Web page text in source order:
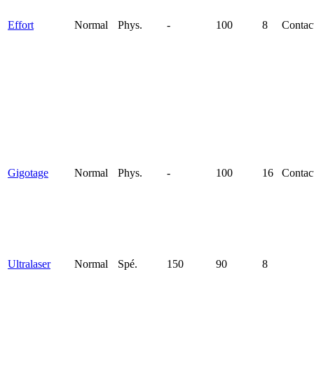
Effort Normal Phys. - 100 8
Gigotage Normal Phys. - 100 16
Ultralaser Normal Spé. 150 90 8